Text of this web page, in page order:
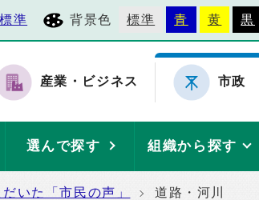
標準 背景色 標準 青 黄 黒
産業・ビジネス 市政
選んで探す 組織から探す
いた「市民の声」 道路・河川